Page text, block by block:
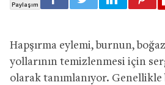
Hapşırma eylemi, burnun,
yollarının temizlenmesi için
olarak tanımlanıyor. Genellikle